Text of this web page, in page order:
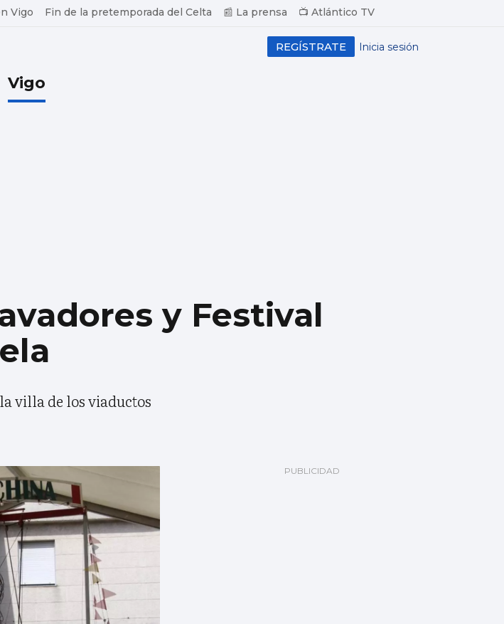
Vigo Fin de la pretemporada del Celta 📰 La prensa 📺 Atlántico TV
Inicia sesión
REGÍSTRATE
Vigo
y Festival
villa de los viaductos